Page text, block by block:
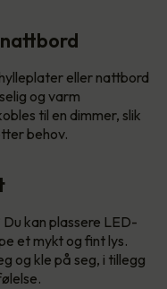
eller nattbord
og varm
til en dimmer, slik
behov.
kan plassere LED-
et mykt og fint lys.
og kle på seg, i tillegg